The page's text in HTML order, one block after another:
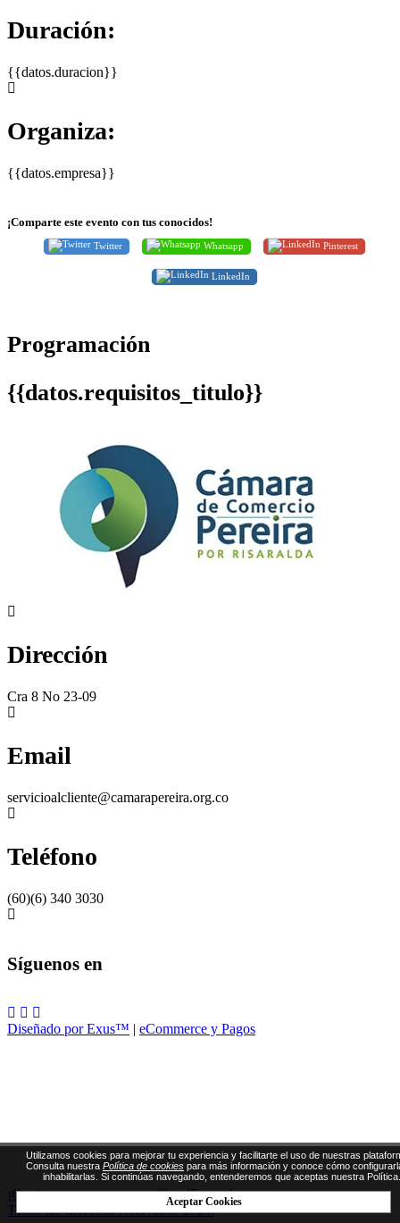
Duración:
{{datos.duracion}}
Organiza:
{{datos.empresa}}
¡Comparte este evento con tus conocidos!
Twitter Whatsapp Pinterest
LinkedIn
Programación
{{datos.requisitos_titulo}}
Dirección
Cra 8 No 23-09
Email
servicioalcliente@camarapereira.org.co
Teléfono
(60)(6) 340 3030
Síguenos en
Diseñado por Exus™ | eCommerce y Pagos
¡Gestiona tus eventos con CloudEvents!
Todos los derechos reservados 2026.
Utilizamos cookies para mejorar tu experiencia y facilitarte el uso de nuestras
Consulta nuestra Política de cookies para más información y conoce cómo
inhabilitarlas. Si continúas navegando, entenderemos que aceptas nuestra Política.
Aceptar Cookies